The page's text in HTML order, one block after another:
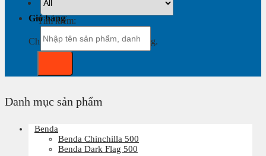
Giỏ hàng
Chưa có sản phẩm trong giỏ hàng.
Tìm kiếm:
Danh mục sản phẩm
Benda
Benda Chinchilla 500
Benda Dark Flag 500